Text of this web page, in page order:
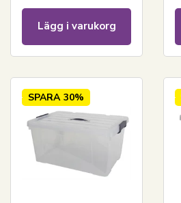
Lägg i varukorg
SPARA 30%